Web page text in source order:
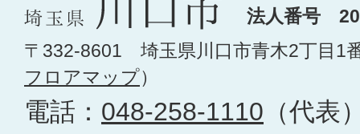
法人番号
〒332-8601 埼玉県川口市青木2丁目1
フロアマップ）
電話： 048-258-1110 （代表